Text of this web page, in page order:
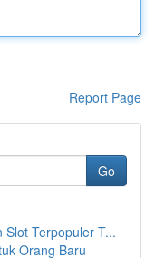
Report Page
Go
Terpopuler T...
Orang Baru